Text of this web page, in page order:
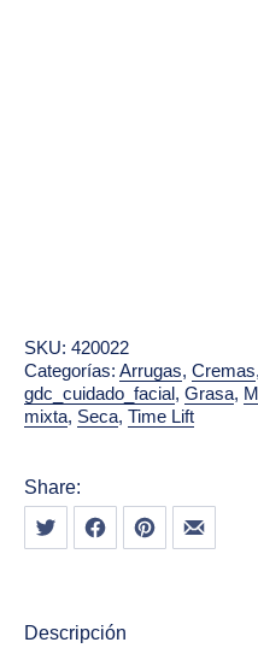
SKU: 420022
Categorías: Arrugas, Cremas,
gdc_cuidado_facial, Grasa,
mixta, Seca, Time Lift
Share:
Tweet Share on Facebook
Share onShare
Descripción